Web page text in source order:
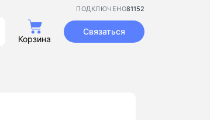
81152
ПОДКЛЮЧЕНО
Корзина
Связаться